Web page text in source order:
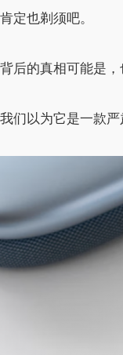
肯定也剃须吧。
背后的真相可能是
我们以为它是一款